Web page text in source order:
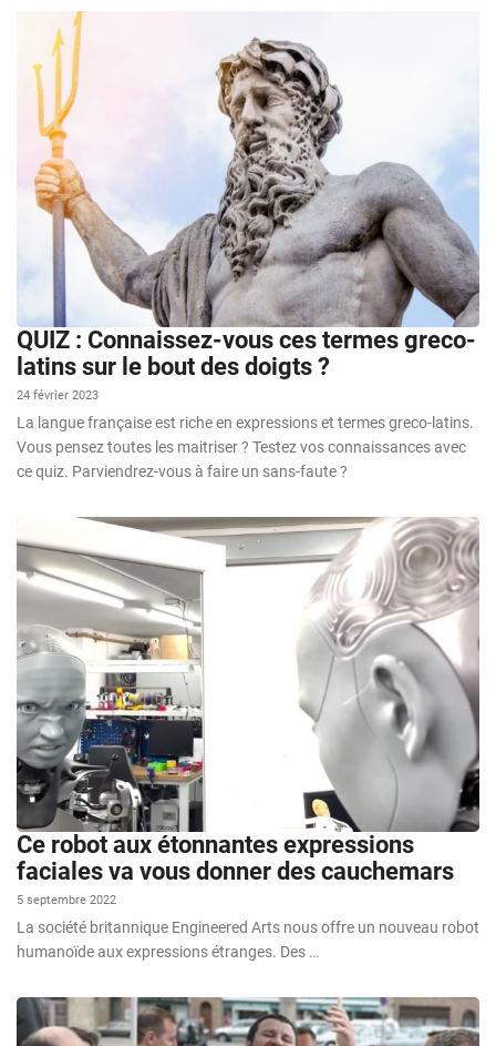
QUIZ : Connaissez-vous ces termes greco-
latins sur le bout des doigts ?
24 février 2023
La langue française est riche en expressions et termes greco-latins.
Vous pensez toutes les maitriser ? Testez vos connaissances avec
ce quiz. Parviendrez-vous à faire un sans-faute ?
Ce robot aux étonnantes expressions
faciales va vous donner des cauchemars
5 septembre 2022
La société britannique Engineered Arts nous offre un nouveau robot
humanoïde aux expressions étranges. Des …